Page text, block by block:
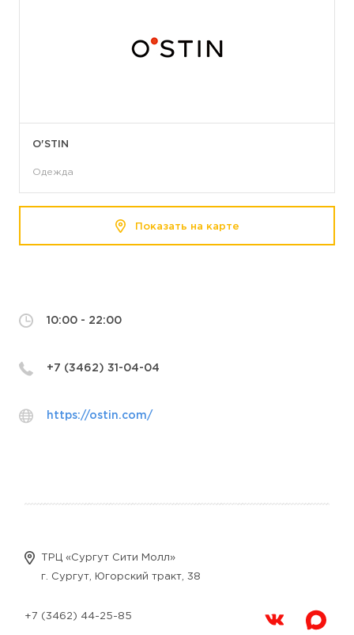
O'STIN
Одежда
Показать на карте
10:00 - 22:00
+7 (3462) 31-04-04
https://ostin.com/
ТРЦ «Сургут Сити Молл»
г. Сургут, Югорский тракт, 38
+7 (3462) 44-25-85